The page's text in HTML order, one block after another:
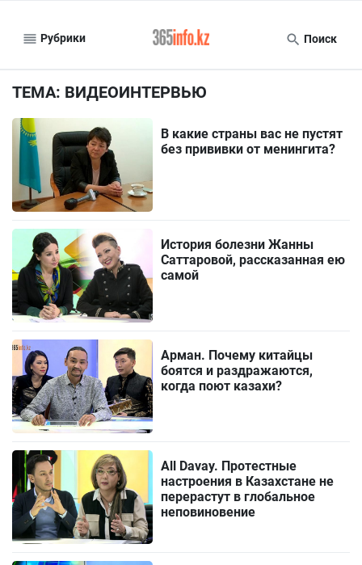
Рубрики Поиск
ТЕМА: ВИДЕОИНТЕРВЬЮ
В какие страны вас не пустят
без прививки от менингита?
История болезни Жанны
Саттаровой, рассказанная ею
самой
Арман. Почему китайцы
боятся и раздражаются,
когда поют казахи?
All Davay. Протестные
настроения в Казахстане не
перерастут в глобальное
неповиновение